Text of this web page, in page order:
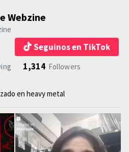
Webzine
Seguinos en TikTok
1,314 Followers
en heavy metal